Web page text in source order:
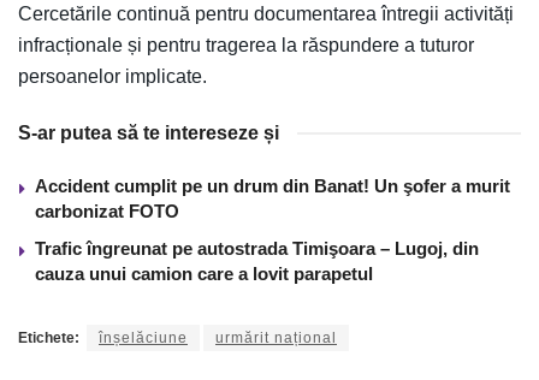
Cercetările continuă pentru documentarea întregii activități
infracționale și pentru tragerea la răspundere a tuturor
persoanelor implicate.
S-ar putea să te intereseze și
Accident cumplit pe un drum din Banat! Un şofer a murit
carbonizat FOTO
Trafic îngreunat pe autostrada Timişoara – Lugoj, din
cauza unui camion care a lovit parapetul
Etichete: înșelăciune urmărit național